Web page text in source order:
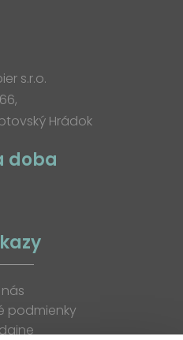
s.r.o.
Hrádok
doba
podmienky